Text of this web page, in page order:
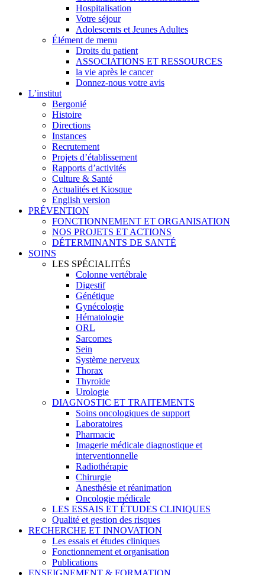
Hospitalisation
Votre séjour
Adolescents et Jeunes Adultes
Élément de menu
Droits du patient
ASSOCIATIONS ET RESSOURCES
la vie après le cancer
Donnez-nous votre avis
L’institut
Bergonié
Histoire
Directions
Instances
Recrutement
Projets d’établissement
Rapports d’activités
Culture & Santé
Actualités et Kiosque
English version
PRÉVENTION
FONCTIONNEMENT ET ORGANISATION
NOS PROJETS ET ACTIONS
DÉTERMINANTS DE SANTÉ
SOINS
LES SPÉCIALITÉS
Colonne vertébrale
Digestif
Génétique
Gynécologie
Hématologie
ORL
Sarcomes
Sein
Système nerveux
Thorax
Thyroïde
Urologie
DIAGNOSTIC ET TRAITEMENTS
Soins oncologiques de support
Laboratoires
Pharmacie
Imagerie médicale diagnostique et
interventionnelle
Radiothérapie
Chirurgie
Anesthésie et réanimation
Oncologie médicale
LES ESSAIS ET ÉTUDES CLINIQUES
Qualité et gestion des risques
RECHERCHE ET INNOVATION
Les essais et études cliniques
Fonctionnement et organisation
Publications
ENSEIGNEMENT & FORMATION